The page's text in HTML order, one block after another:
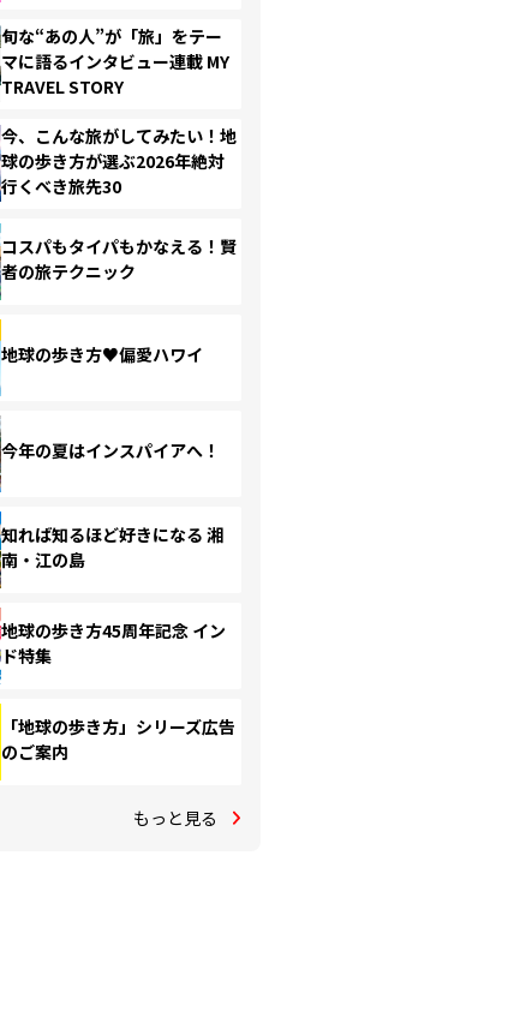
旬な“あの人”が「旅」をテー
マに語るインタビュー連載 MY
TRAVEL STORY
今、こんな旅がしてみたい！地
球の歩き方が選ぶ2026年絶対
行くべき旅先30
コスパもタイパもかなえる！賢
者の旅テクニック
地球の歩き方♥偏愛ハワイ
今年の夏はインスパイアへ！
知れば知るほど好きになる 湘
南・江の島
地球の歩き方45周年記念 イン
ド特集
「地球の歩き方」シリーズ広告
のご案内
もっと見る